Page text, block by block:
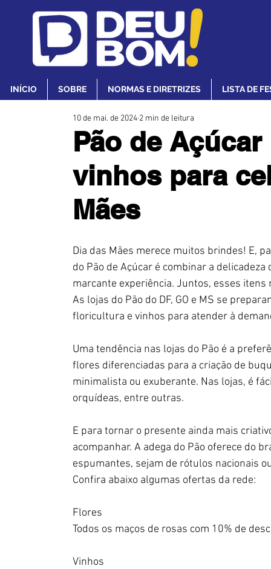
INÍCIO SOBRE NORMAS E DIRETRIZES LISTA DE
Pão de
vinhos para
Mães
10 de mai. de 2024 2 min de leitura
Dia das Mães merece muitos brindes! E,
do Pão de Açúcar é combinar a
marcante experiência. Juntos, esses
As lojas do Pão do DF, GO e MS se
floricultura e vinhos para atender à
Uma tendência nas lojas do Pão é a
flores diferenciadas para a criação de
minimalista ou exuberante. Nas lojas, é
orquídeas, entre outras.
E para tornar o presente ainda mais
acompanhar. A adega do Pão oferece do
espumantes, sejam de rótulos nacionais
Confira abaixo algumas ofertas da rede:
Flores
Todos os maços de rosas com 10% de
Vinhos